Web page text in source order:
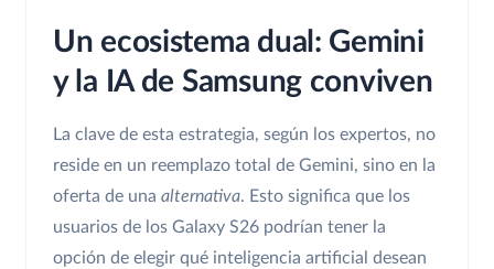
Un ecosistema dual: Gemini
y la IA de Samsung conviven
La clave de esta estrategia, según los expertos, no
reside en un reemplazo total de Gemini, sino en la
oferta de una alternativa. Esto significa que los
usuarios de los Galaxy S26 podrían tener la
opción de elegir qué inteligencia artificial desean